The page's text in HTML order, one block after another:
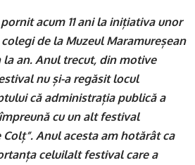
acum 11 ani la inițiativa unor
de la Muzeul Maramureșean
la an. Anul trecut, din motive
nu și-a regăsit locul
că administrația publică a
cu un alt festival
Anul acesta am hotărât ca
celuilalt festival care a